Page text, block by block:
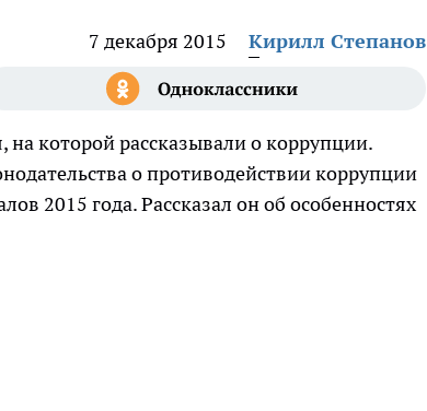
7 декабря 2015 Кирилл Степанов
на которой рассказывали о коррупции.
о противодействии коррупции
2015 года. Рассказал он об особенностях